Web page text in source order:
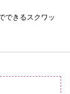
できるスクワッ